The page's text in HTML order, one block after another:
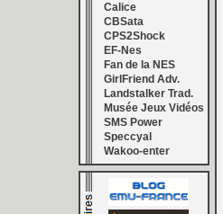
Calice
CBSata
CPS2Shock
EF-Nes
Fan de la NES
GirlFriend Adv.
Landstalker Trad.
Musée Jeux Vidéos
SMS Power
Speccyal
Wakoo-enter